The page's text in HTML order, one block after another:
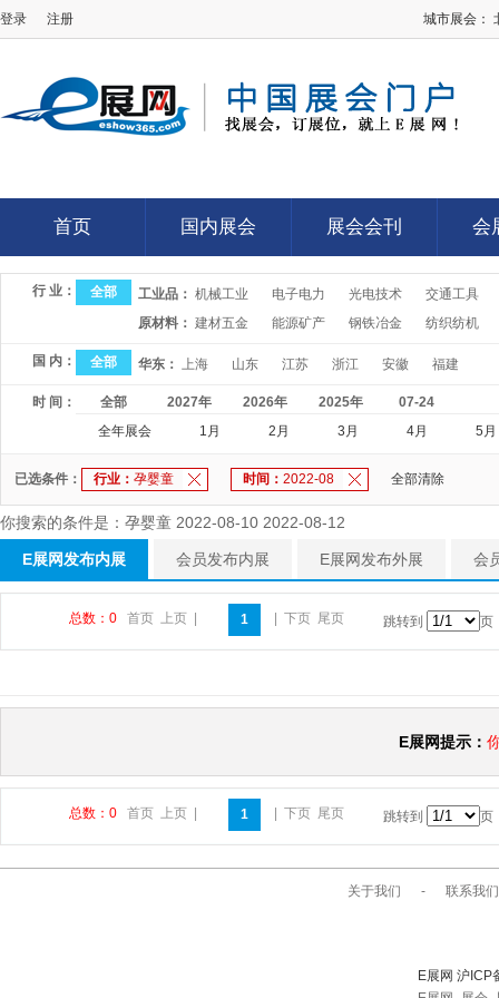
登录 注册 城市展会：
首页
首页
国内展会
国内展会
展会会刊
展会会刊
会
会
行 业： 全部 工业品： 机械工业 电子电力 光电技术
交通工具
原材料： 建材五金 能源矿产 钢铁冶金 纺织纺机
国 内： 全部 华东： 上海 山东 江苏 浙江 安徽 福建
时 间： 全部 2027年 2026年 2025年
07-24
全年展会
1月 2月 3月 4月 5月
已选条件： 行业： 孕婴童 时间： 2022-08 全部清除
你搜索的条件是：孕婴童 2022-08-10 2022-08-12
E展网发布内展 会员发布内展 E展网发布外展 会
总数：0 首页 上页 1 下页 尾页 跳转到 页
E展网提示：
总数：0 首页 上页 1 下页 尾页 跳转到 页
关于我们 - 联系我们
E展网 沪